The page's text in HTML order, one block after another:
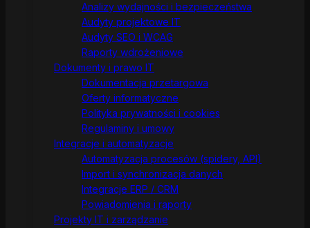
Analizy wydajności i bezpieczeństwa
Audyty projektowe IT
Audyty SEO i WCAG
Raporty wdrożeniowe
Dokumenty i prawo IT
Dokumentacja przetargowa
Oferty informatyczne
Polityka prywatności i cookies
Regulaminy i umowy
Integracje i automatyzacje
Automatyzacja procesów (spidery, API)
Import i synchronizacja danych
Integracje ERP / CRM
Powiadomienia i raporty
Projekty IT i zarządzanie